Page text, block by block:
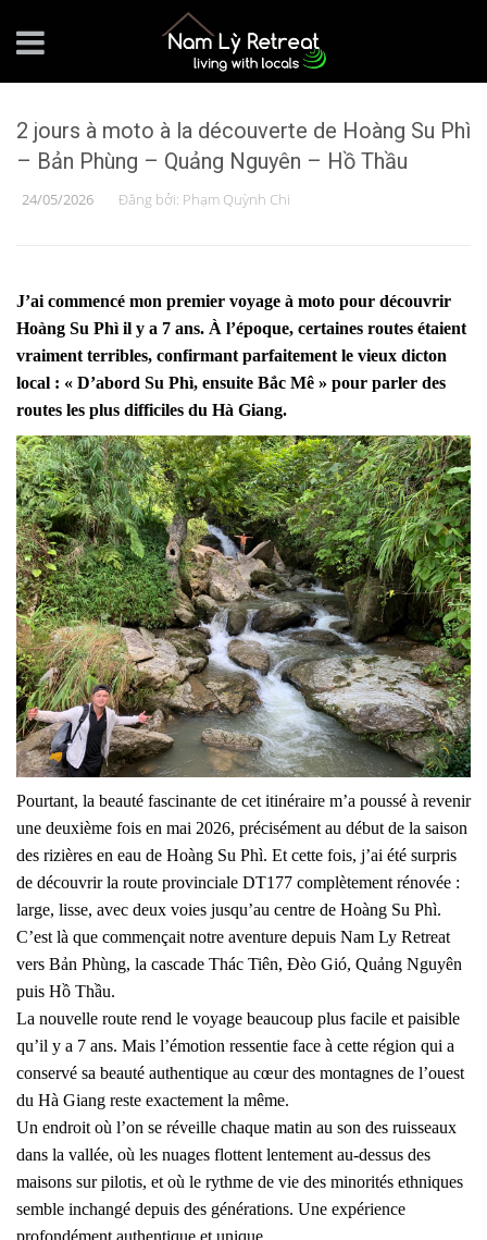
2 jours à moto à la découverte de Hoàng Su Phì
– Bản Phùng – Quảng Nguyên – Hồ Thầu
24/05/2026 Đăng bởi: Phạm Quỳnh Chi
J’ai commencé mon premier voyage à moto pour découvrir
Hoàng Su Phì il y a 7 ans. À l’époque, certaines routes étaient
vraiment terribles, confirmant parfaitement le vieux dicton
local : « D’abord Su Phì, ensuite Bắc Mê » pour parler des
routes les plus difficiles du Hà Giang.
Pourtant, la beauté fascinante de cet itinéraire m’a poussé à revenir
une deuxième fois en mai 2026, précisément au début de la saison
des rizières en eau de Hoàng Su Phì. Et cette fois, j’ai été surpris
de découvrir la route provinciale DT177 complètement rénovée :
large, lisse, avec deux voies jusqu’au centre de Hoàng Su Phì.
C’est là que commençait notre aventure depuis Nam Ly Retreat
vers Bản Phùng, la cascade Thác Tiên, Đèo Gió, Quảng Nguyên
puis Hồ Thầu.
La nouvelle route rend le voyage beaucoup plus facile et paisible
qu’il y a 7 ans. Mais l’émotion ressentie face à cette région qui a
conservé sa beauté authentique au cœur des montagnes de l’ouest
du Hà Giang reste exactement la même.
Un endroit où l’on se réveille chaque matin au son des ruisseaux
dans la vallée, où les nuages flottent lentement au-dessus des
maisons sur pilotis, et où le rythme de vie des minorités ethniques
semble inchangé depuis des générations. Une expérience
profondément authentique et unique.